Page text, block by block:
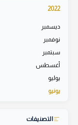
2022
ديسمبر
نوفمبر
سبتمبر
أغسطس
يوليو
يونيو
التصنيفات